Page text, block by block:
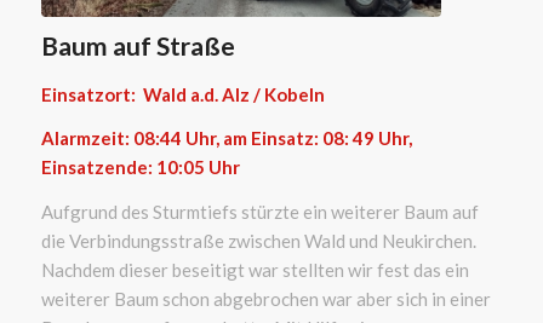
Baum auf Straße
Einsatzort: Wald a.d. Alz / Kobeln
Alarmzeit: 08:44 Uhr, am Einsatz: 08: 49 Uhr,
Einsatzende: 10:05 Uhr
Aufgrund des Sturmtiefs stürzte ein weiterer Baum auf
die Verbindungsstraße zwischen Wald und Neukirchen.
Nachdem dieser beseitigt war stellten wir fest das ein
weiterer Baum schon abgebrochen war aber sich in einer